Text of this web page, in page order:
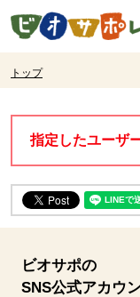
ページの先頭です。
トップ
現在位置ここまで
指定したユーザ
ビオサポの
SNS公式アカウ